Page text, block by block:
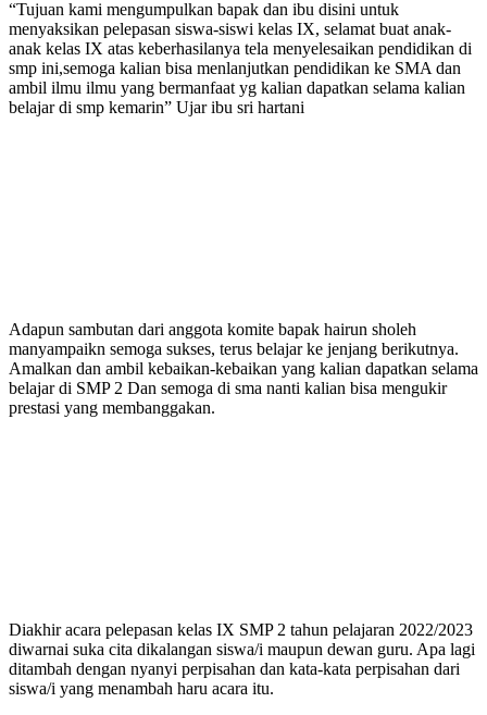
“Tujuan kami mengumpulkan bapak dan ibu disini untuk
menyaksikan pelepasan siswa-siswi kelas IX, selamat buat anak-
anak kelas IX atas keberhasilanya tela menyelesaikan pendidikan di
smp ini,semoga kalian bisa menlanjutkan pendidikan ke SMA dan
ambil ilmu ilmu yang bermanfaat yg kalian dapatkan selama kalian
belajar di smp kemarin” Ujar ibu sri hartani
Adapun sambutan dari anggota komite bapak hairun sholeh
manyampaikn semoga sukses, terus belajar ke jenjang berikutnya.
Amalkan dan ambil kebaikan-kebaikan yang kalian dapatkan selama
belajar di SMP 2 Dan semoga di sma nanti kalian bisa mengukir
prestasi yang membanggakan.
Diakhir acara pelepasan kelas IX SMP 2 tahun pelajaran 2022/2023
diwarnai suka cita dikalangan siswa/i maupun dewan guru. Apa lagi
ditambah dengan nyanyi perpisahan dan kata-kata perpisahan dari
siswa/i yang menambah haru acara itu.